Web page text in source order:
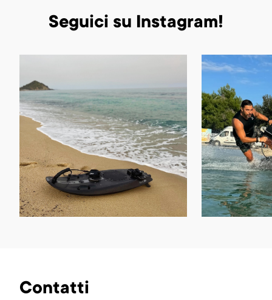
Seguici su Instagram!
Contatti